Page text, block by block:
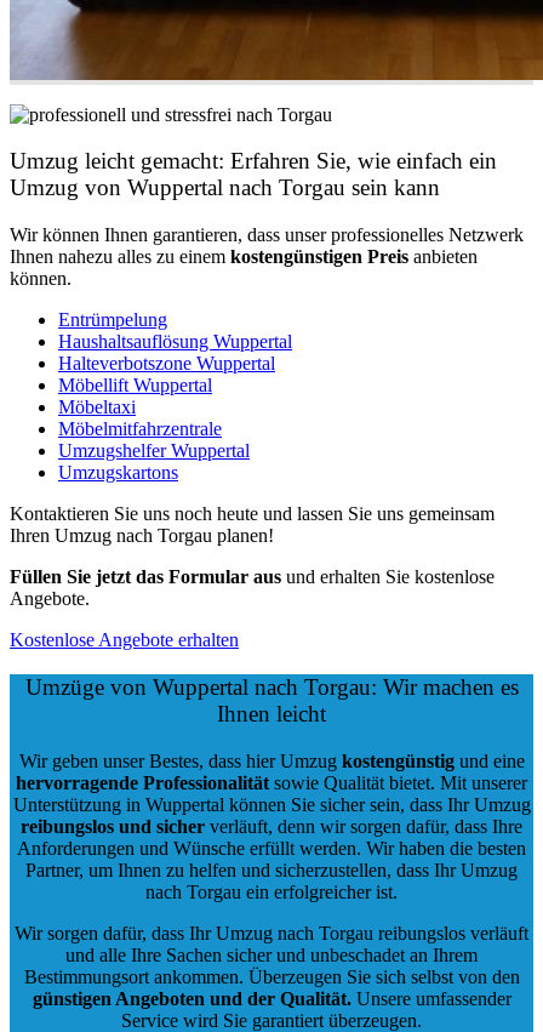
Umzug leicht gemacht: Erfahren Sie, wie einfach ein
Umzug von Wuppertal nach Torgau sein kann
Wir können Ihnen garantieren, dass unser professionelles Netzwerk
Ihnen nahezu alles zu einem kostengünstigen Preis anbieten
können.
Entrümpelung
Haushaltsauflösung Wuppertal
Halteverbotszone Wuppertal
Möbellift Wuppertal
Möbeltaxi
Möbelmitfahrzentrale
Umzugshelfer Wuppertal
Umzugskartons
Kontaktieren Sie uns noch heute und lassen Sie uns gemeinsam
Ihren Umzug nach Torgau planen!
Füllen Sie jetzt das Formular aus und erhalten Sie kostenlose
Angebote.
Kostenlose Angebote erhalten
Umzüge von Wuppertal nach Torgau: Wir machen es
Ihnen leicht
Wir geben unser Bestes, dass hier Umzug kostengünstigund eine
hervorragende Professionalität sowie Qualität bietet. Mit unserer
Unterstützung in Wuppertal können Sie sicher sein, dass Ihr Umzug
reibungslos und sicher verläuft, denn wir sorgen dafür, dass Ihre
Anforderungen und Wünsche erfüllt werden. Wir haben die besten
Partner, um Ihnen zu helfen und sicherzustellen, dass Ihr Umzug
nach Torgau ein erfolgreicher ist.
Wir sorgen dafür, dass Ihr Umzug nach Torgau reibungslos verläuft
und alle Ihre Sachen sicher und unbeschadet an Ihrem
Bestimmungsort ankommen. Überzeugen Sie sich selbst von den
günstigen Angeboten und der Qualität.Unsere umfassender
Service wird Sie garantiert überzeugen.